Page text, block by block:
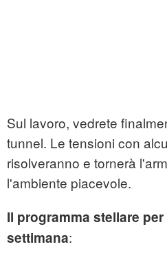
Sul lavoro, vedrete
tunnel. Le tensioni con
risolveranno e tornerà
l'ambiente piacevole.
Il programma stellare
settimana: